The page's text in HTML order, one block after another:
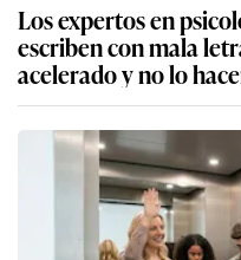
Los expertos en
escriben con mala
acelerado y no lo